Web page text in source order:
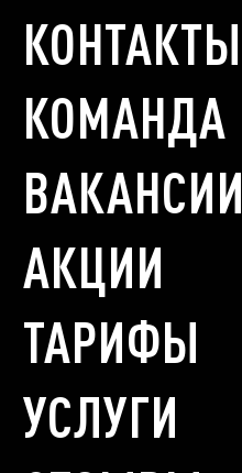
КОНТАКТЫ
КОМАНДА
ВАКАНСИИ
АКЦИИ
ТАРИФЫ
УСЛУГИ